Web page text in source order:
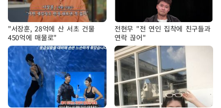
"서장훈, 28억에 산 서초 건물
450억에 매물로"
전현무 "전 연인 집착에 친구들과
연락 끊어"